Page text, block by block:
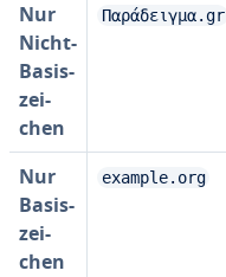
Nur
Nicht-
Ba­sis­
zei­
chen
Παράδειγμα.gr
Nur
Ba­sis­
zei­
chen
example.org